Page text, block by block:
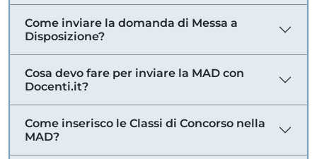
Come inviare la domanda di Messa a
Disposizione?
Cosa devo fare per inviare la MAD con
Docenti.it?
Come inserisco le Classi di Concorso nella
MAD?